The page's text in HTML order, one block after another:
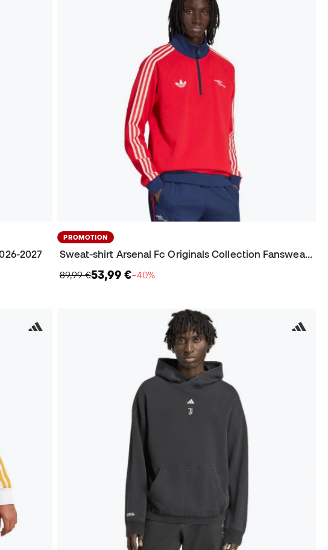
2027
PROMOTION
Sweat-shirt Arsenal Fc Originals Collection Fanswear 2025-2026
89,99 €53,99 €−40%